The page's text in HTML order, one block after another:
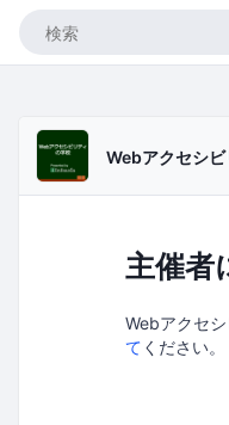
Webアクセシ
主催者
Webアクセ
て ください。